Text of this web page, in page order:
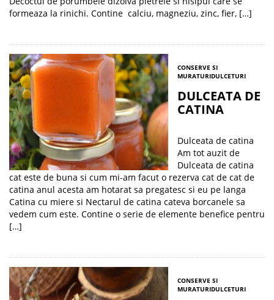
formeaza la rinichi. Contine calciu, magneziu, zinc, fier, […]
CONSERVE SI
MURATURIDULCETURI
DULCEATA DE
CATINA
Dulceata de catina
Am tot auzit de
Dulceata de catina
cat este de buna si cum mi-am facut o rezerva cat de cat de
catina anul acesta am hotarat sa pregatesc si eu pe langa
Catina cu miere si Nectarul de catina cateva borcanele sa
vedem cum este. Contine o serie de elemente benefice pentru
[…]
CONSERVE SI
MURATURIDULCETURI